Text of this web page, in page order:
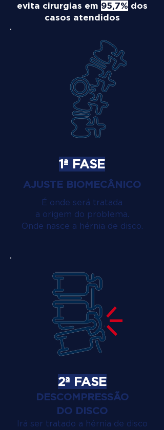
evita cirurgias em 95,7% dos
casos atendidos
1ª FASE
AJUSTE BIOMECÂNICO
É onde será tratada
a origem do problema.
Onde nasce a hérnia de disco.
2ª FASE
DESCOMPRESSÃO
DO DISCO
Irá ser tratado a hérnia de disco